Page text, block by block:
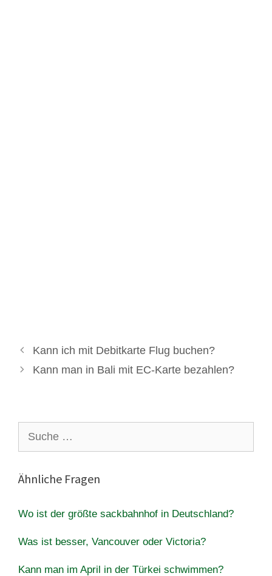
Kann ich mit Debitkarte Flug buchen?
Kann man in Bali mit EC-Karte bezahlen?
nach:
Ähnliche Fragen
Wo ist der größte sackbahnhof in Deutschland?
Was ist besser, Vancouver oder Victoria?
Kann man im April in der Türkei schwimmen?